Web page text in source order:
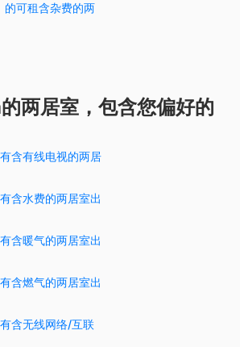
可租含杂费的两
两居室，包含您偏好的
含有线电视的两居
含水费的两居室出
含暖气的两居室出
含燃气的两居室出
含无线网络/互联